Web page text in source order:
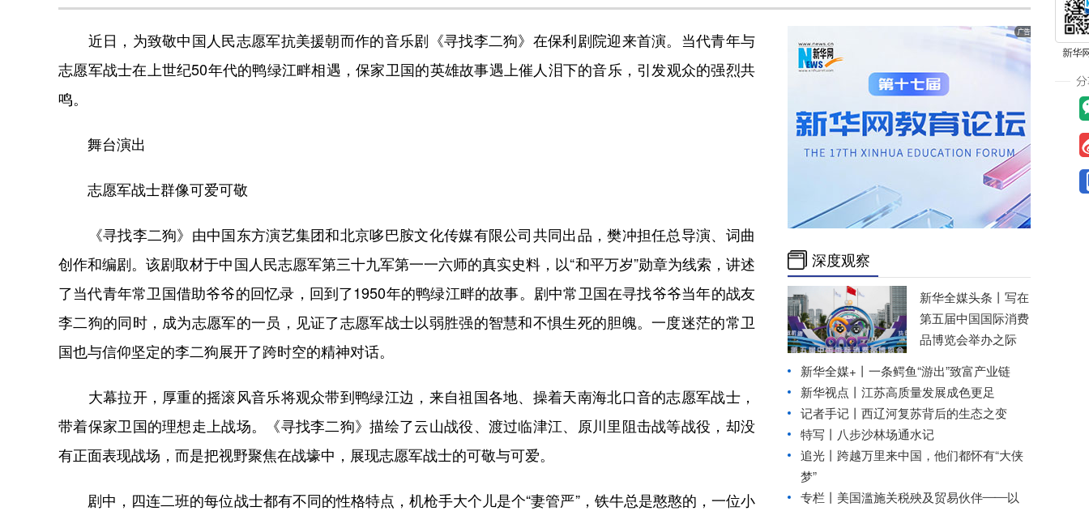
近日，为致敬中国人民志愿军抗美援朝而作的音乐剧《寻找李二狗》在保利剧院迎来首演。当代青年与
志愿军战士在上世纪50年代的鸭绿江畔相遇，保家卫国的英雄故事遇上催人泪下的音乐，引发观众的强烈共
鸣。
舞台演出
志愿军战士群像可爱可敬
《寻找李二狗》由中国东方演艺集团和北京哆巴胺文化传媒有限公司共同出品，樊冲担任总导演、词曲
创作和编剧。该剧取材于中国人民志愿军第三十九军第一一六师的真实史料，以“和平万岁”勋章为线索，讲述
了当代青年常卫国借助爷爷的回忆录，回到了1950年的鸭绿江畔的故事。剧中常卫国在寻找爷爷当年的战友
李二狗的同时，成为志愿军的一员，见证了志愿军战士以弱胜强的智慧和不惧生死的胆魄。一度迷茫的常卫
国也与信仰坚定的李二狗展开了跨时空的精神对话。
大幕拉开，厚重的摇滚风音乐将观众带到鸭绿江边，来自祖国各地、操着天南海北口音的志愿军战士，
带着保家卫国的理想走上战场。《寻找李二狗》描绘了云山战役、渡过临津江、原川里阻击战等战役，却没
有正面表现战场，而是把视野聚焦在战壕中，展现志愿军战士的可敬与可爱。
剧中，四连二班的每位战士都有不同的性格特点，机枪手大个儿是个“妻管严”，铁牛总是憨憨的，一位小
深度观察
新华全媒头条丨 写在
第五届中国国际消费
品博览会举办之际
新华全媒+丨 一条鳄鱼“游出”致富产业链
新华视点丨 江苏高质量发展成色更足
记者手记丨西辽河复苏背后的生态之变
特写丨八步沙林场通水记
追光丨 跨越万里来中国，他们都怀有“大侠
梦”
专栏丨美国滥施关税殃及贸易伙伴——以